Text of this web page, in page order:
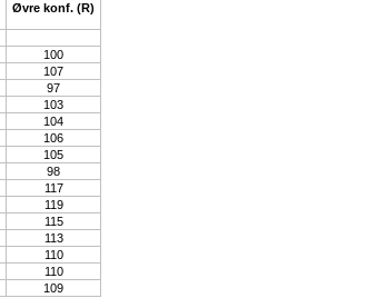
Øvre konf. (R)
100
107
97
103
104
106
105
98
117
119
115
113
110
110
109